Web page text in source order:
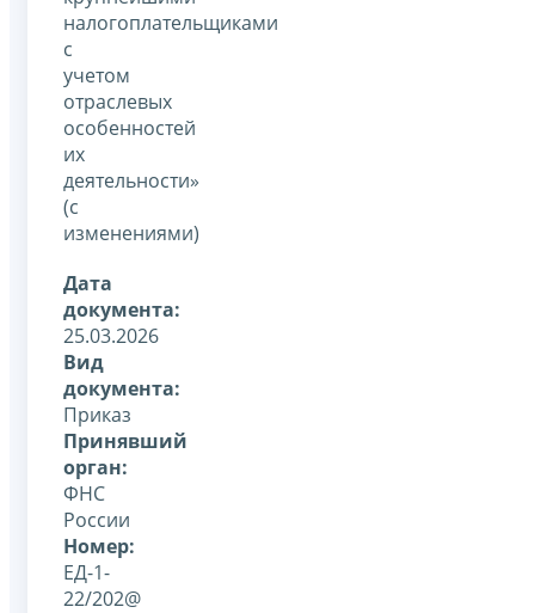
налогоплательщиками
с
учетом
отраслевых
особенностей
их
деятельности»
(с
изменениями)
Дата
документа:
25.03.2026
Вид
документа:
Приказ
Принявший
орган:
ФНС
России
Номер:
ЕД-1-
22/202@